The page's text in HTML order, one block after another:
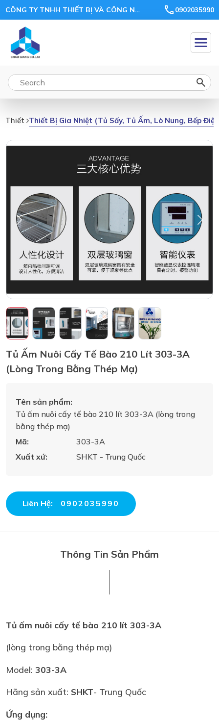
CÔNG TY TNHH THIẾT BỊ VÀ CÔNG NGHỆ CHÂU GIANG 0902035990
Thiết BịThiết Bị Gia Nhiệt (tủ Sấy, Tủ Ấm, Lò Nung, Bếp
Tủ Ấm Nuôi Cấy Tế Bào 210 Lít 303-3A
(lòng Trong Bằng Thép Mạ)
Tên sản phẩm:
Tủ ấm nuôi cấy tế bào 210 lít 303-3A (lòng trong
bằng thép mạ)
Mã:
303-3A
Xuất xứ:
SHKT - Trung Quốc
Liên Hệ: 0902035990
Thông Tin Sản Phẩm
Tủ ấm nuôi cấy tế bào 210 lít 303-3A
(lòng trong bằng thép mạ)
Model: 303-3A
Hãng sản xuất: SHKT- Trung Quốc
Ứng dụng: